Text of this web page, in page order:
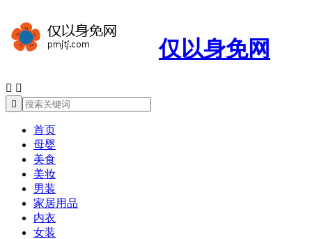
仅以身免网
 

首页
母婴
美食
美妆
男装
家居用品
内衣
女装